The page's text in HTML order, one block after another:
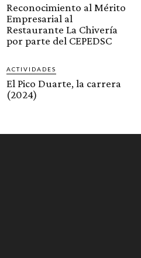
Reconocimiento al Mérito
Empresarial al
Restaurante La Chivería
por parte del CEPEDSC
ACTIVIDADES
El Pico Duarte, la carrera
(2024)